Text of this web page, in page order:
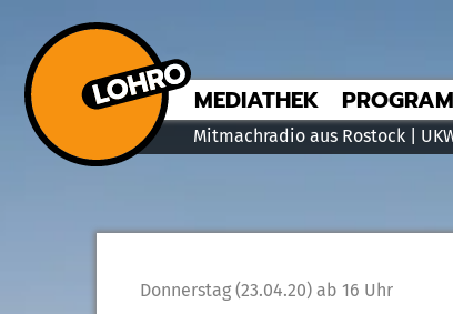
Mitmachradio aus Rostock |
MEDIATHEK
Donnerstag (23.04.20) ab 16 Uhr